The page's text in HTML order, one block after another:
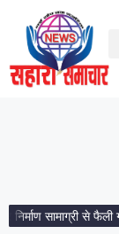
सामाग्री से फैली